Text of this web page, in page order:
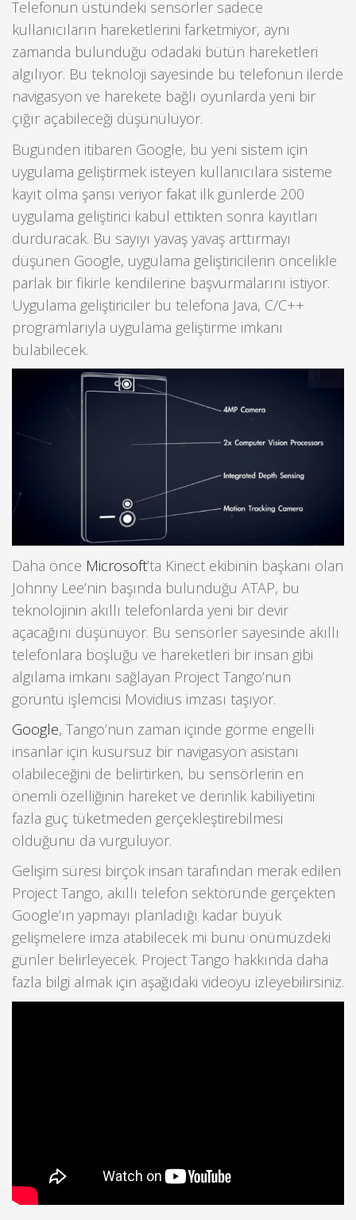
Telefonun üstündeki sensörler sadece
kullanıcıların hareketlerini farketmiyor, aynı
zamanda bulunduğu odadaki bütün hareketleri
algılıyor. Bu teknoloji sayesinde bu telefonun ilerde
navigasyon ve harekete bağlı oyunlarda yeni bir
çığır açabileceği düşünülüyor.
Bugünden itibaren Google, bu yeni sistem için
uygulama geliştirmek isteyen kullanıcılara sisteme
kayıt olma şansı veriyor fakat ilk günlerde 200
uygulama geliştirici kabul ettikten sonra kayıtları
durduracak. Bu sayıyı yavaş yavaş arttırmayı
düşünen Google, uygulama geliştiricilerin öncelikle
parlak bir fikirle kendilerine başvurmalarını istiyor.
Uygulama geliştiriciler bu telefona Java, C/C++
programlarıyla uygulama geliştirme imkanı
bulabilecek.
Daha önce Microsoft’ta Kinect ekibinin başkanı olan
Johnny Lee’nin başında bulunduğu ATAP, bu
teknolojinin akıllı telefonlarda yeni bir devir
açacağını düşünüyor. Bu sensörler sayesinde akıllı
telefonlara boşluğu ve hareketleri bir insan gibi
algılama imkanı sağlayan Project Tango’nun
görüntü işlemcisi Movidius imzası taşıyor.
Google, Tango’nun zaman içinde görme engelli
insanlar için kusursuz bir navigasyon asistanı
olabileceğini de belirtirken, bu sensörlerin en
önemli özelliğinin hareket ve derinlik kabiliyetini
fazla güç tüketmeden gerçekleştirebilmesi
olduğunu da vurguluyor.
Gelişim süresi birçok insan tarafından merak edilen
Project Tango, akıllı telefon sektöründe gerçekten
Google’ın yapmayı planladığı kadar büyük
gelişmelere imza atabilecek mi bunu önümüzdeki
günler belirleyecek. Project Tango hakkında daha
fazla bilgi almak için aşağıdaki videoyu izleyebilirsiniz.